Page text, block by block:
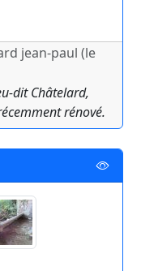
jean-paul (le
dit Châtelard,
rénové.